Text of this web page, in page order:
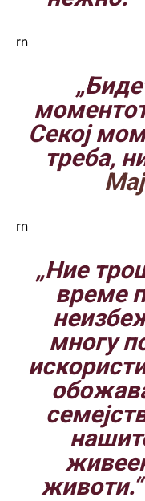
rn
Секој
треба,
rn
„Ние
време
многу
животи.“